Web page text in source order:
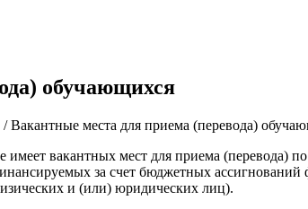
обучающихся
/Вакантные места для приема (перевода)
вакантных мест для приема (перевода)
за счет бюджетных
и (или) юридических лиц).